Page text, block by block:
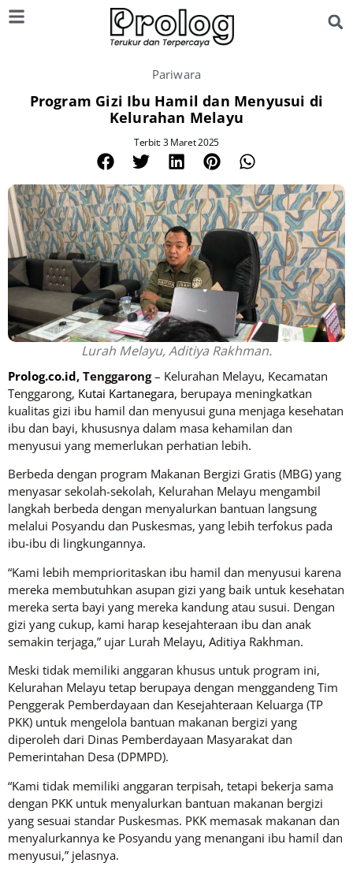
Pariwara
Program Gizi Ibu Hamil dan Menyusui di
Kelurahan Melayu
Terbit: 3 Maret 2025
Lurah Melayu, Aditiya Rakhman.
Prolog.co.id, Tenggarong– Kelurahan Melayu, Kecamatan
Tenggarong, Kutai Kartanegara, berupaya meningkatkan
kualitas gizi ibu hamil dan menyusui guna menjaga kesehatan
ibu dan bayi, khususnya dalam masa kehamilan dan
menyusui yang memerlukan perhatian lebih.
Berbeda dengan program Makanan Bergizi Gratis (MBG) yang
menyasar sekolah-sekolah, Kelurahan Melayu mengambil
langkah berbeda dengan menyalurkan bantuan langsung
melalui Posyandu dan Puskesmas, yang lebih terfokus pada
ibu-ibu di lingkungannya.
“Kami lebih memprioritaskan ibu hamil dan menyusui karena
mereka membutuhkan asupan gizi yang baik untuk kesehatan
mereka serta bayi yang mereka kandung atau susui. Dengan
gizi yang cukup, kami harap kesejahteraan ibu dan anak
semakin terjaga,” ujar Lurah Melayu, Aditiya Rakhman.
Meski tidak memiliki anggaran khusus untuk program ini,
Kelurahan Melayu tetap berupaya dengan menggandeng Tim
Penggerak Pemberdayaan dan Kesejahteraan Keluarga (TP
PKK) untuk mengelola bantuan makanan bergizi yang
diperoleh dari Dinas Pemberdayaan Masyarakat dan
Pemerintahan Desa (DPMPD).
“Kami tidak memiliki anggaran terpisah, tetapi bekerja sama
dengan PKK untuk menyalurkan bantuan makanan bergizi
yang sesuai standar Puskesmas. PKK memasak makanan dan
menyalurkannya ke Posyandu yang menangani ibu hamil dan
menyusui,” jelasnya.